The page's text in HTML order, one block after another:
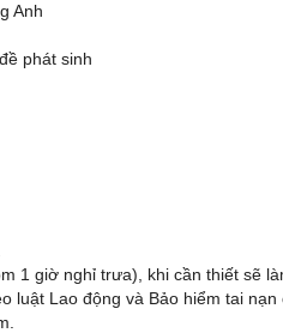
Anh
phát sinh
1 giờ nghỉ trưa), khi cần thiết sẽ
luật Lao động và Bảo hiểm tai nạn